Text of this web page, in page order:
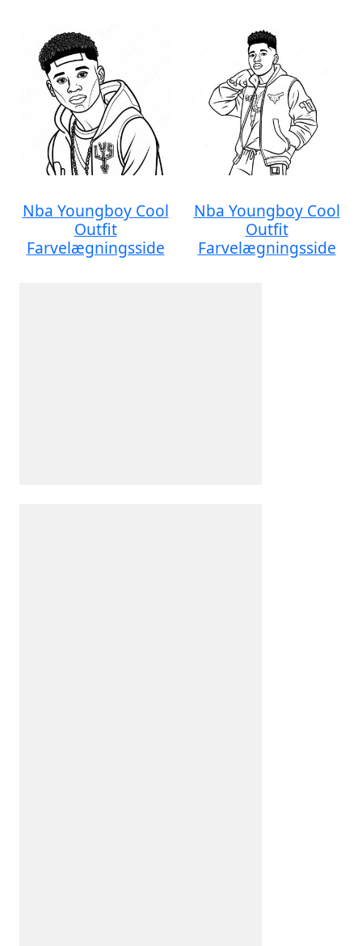
Nba Youngboy Cool
Outfit
Farvelægningsside
Nba Youngboy Cool
Outfit
Farvelægningsside